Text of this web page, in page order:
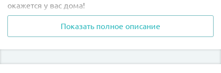
окажется у вас дома!
Герои стремительно ринутся на врага в конструкторе
Лего 76164 "Халкбастер против агента А.И.М.",
подключив непобедимого гиганта, обладающего
целым арсеналом сверхмощного оружия. Определить
Показать полное описание